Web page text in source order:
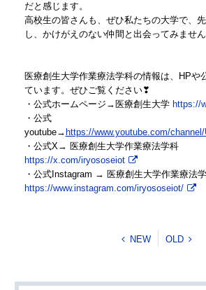
だと感じます。
高校生の皆さんも、ぜひ私たちの大学で、
し、かけがえのない仲間と出会ってみませ
医療創生大学作業療法学科の情報は、HPや
ています。ぜひご覧ください❣
・公式ホームページ→医療創生大学 https://
・公式
youtube→ https://www.youtube.com/
・公式X→ 医療創生大学作業療法学科
https://x.com/iryososeiot
・公式Instagram → 医療創生大学作業療法
https://www.instagram.com/iryososeiot/
NEW OLD